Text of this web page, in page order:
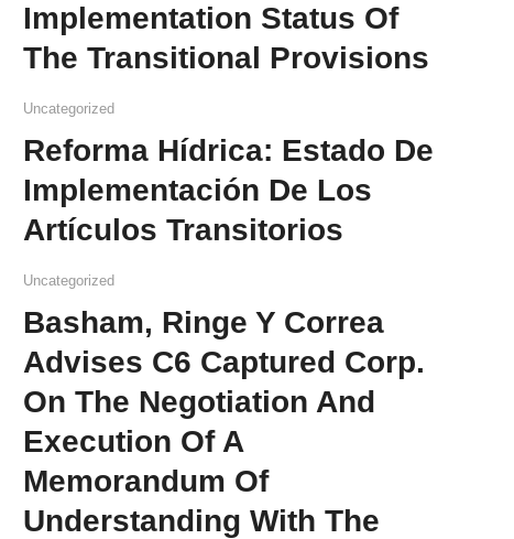
Implementation Status Of
The Transitional Provisions
Uncategorized
Reforma Hídrica: Estado De
Implementación De Los
Artículos Transitorios
Uncategorized
Basham, Ringe Y Correa
Advises C6 Captured Corp.
On The Negotiation And
Execution Of A
Memorandum Of
Understanding With The